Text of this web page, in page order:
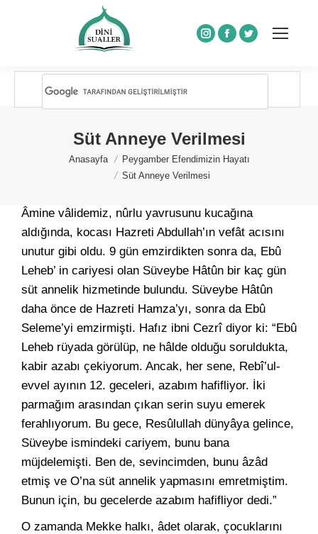
Instagram
Facebook
Twitter
Süt Anneye Verilmesi
You are here:
Anasayfa
Peygamber Efendimizin Hayatı
Süt Anneye Verilmesi
Âmine vâlidemiz, nûrlu yavrusunu kucağına
aldığında, kocası Hazreti Abdullah’ın vefât acısını
unutur gibi oldu. 9 gün emzirdikten sonra da, Ebû
Leheb’ in cariyesi olan Süveybe Hâtûn bir kaç gün
süt annelik hizmetinde bulundu. Süveybe Hâtûn
daha önce de Hazreti Hamza’yı, sonra da Ebû
Seleme’yi emzirmişti. Hafız ibni Cezrî diyor ki: “Ebû
Leheb rüyada görülüp, ne hâlde olduğu soruldukta,
kabir azabı çekiyorum. Ancak, her sene, Rebî’ul-
evvel ayının 12. geceleri, azabım hafifliyor. İki
parmağım arasından çıkan serin suyu emerek
ferahlıyorum. Bu gece, Resûlullah dünyâya gelince,
Süveybe ismindeki cariyem, bunu bana
müjdelemişti. Ben de, sevincimden, bunu âzâd
etmiş ve O’na süt annelik yapmasını emretmiştim.
Bunun için, bu gecelerde azabım hafifliyor dedi.”
O zamanda Mekke halkı, âdet olarak, çocuklarını